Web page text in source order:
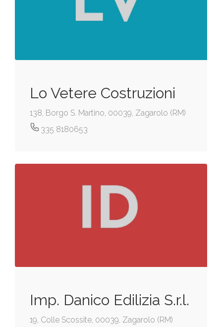
Lo Vetere Costruzioni
138, Borgo S. Martino, 00039, Zagarolo (RM)
335 8180653
Imp. Danico Edilizia S.r.l.
19, Colle Scossite, 00039, Zagarolo (RM)